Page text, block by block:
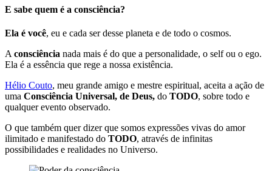
E sabe quem é a consciência?
Ela é você, eu e cada ser desse planeta e de todo o cosmos.
Aconsciência nada mais é do que a personalidade, o self ou o ego.
Ela é a essência que rege a nossa existência.
Hélio Couto, meu grande amigo e mestre espiritual, aceita a ação de
uma Consciência Universal, de Deus, do TODO, sobre todo e
qualquer evento observado.
O que também quer dizer que somos expressões vivas do amor
ilimitado e manifestado do TODO, através de infinitas
possibilidades e realidades no Universo.